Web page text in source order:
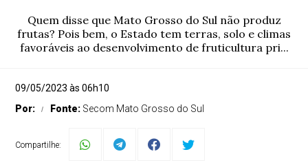
Quem disse que Mato Grosso do Sul não produz
frutas? Pois bem, o Estado tem terras, solo e climas
favoráveis ao desenvolvimento de fruticultura pri...
09/05/2023 às 06h10
Por:
Fonte: Secom Mato Grosso do Sul
Compartilhe: